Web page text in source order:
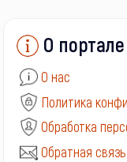
О портале
О нас
Политика
Обработка
Обратная связь